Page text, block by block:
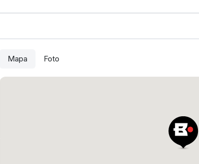
Mapa Foto